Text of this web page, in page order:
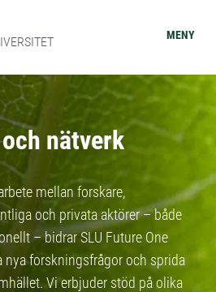
MENY
nätverk
mellan forskare,
och privata aktörer – både
– bidrar SLU Future One
nya forskningsfrågor och sprida
Vi erbjuder stöd på olika